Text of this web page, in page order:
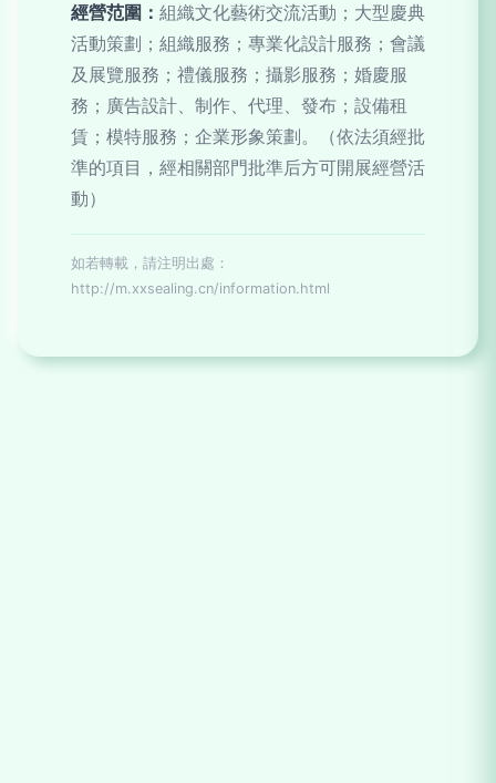
經營范圍： 組織文化藝術交流活動；大型慶典
活動策劃；組織服務；專業化設計服務；會議
及展覽服務；禮儀服務；攝影服務；婚慶服
務；廣告設計、制作、代理、發布；設備租
賃；模特服務；企業形象策劃。（依法須經批
準的項目，經相關部門批準后方可開展經營活
動）
如若轉載，請注明出處：
http://m.xxsealing.cn/information.html